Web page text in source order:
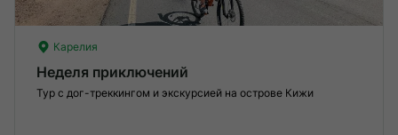
Сертификаты
Подписаться
Карелия
Неделя приключений
Тур с дог-треккингом и экскурсией на острове Кижи